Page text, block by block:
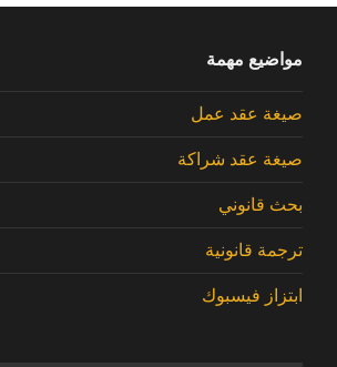
مواضيع مهمة
صيغة عقد عمل
صيغة عقد شراكة
بحث قانوني
ترجمة قانونية
ابتزاز فيسبوك